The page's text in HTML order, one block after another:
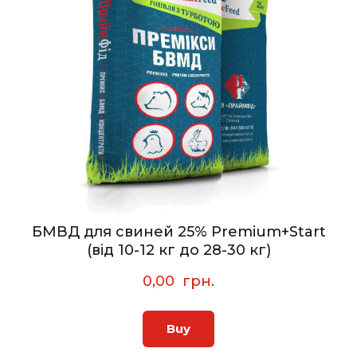
БМВД для свиней 25% Premium+Start
(від 10-12 кг до 28-30 кг)
0,00  грн.
Buy